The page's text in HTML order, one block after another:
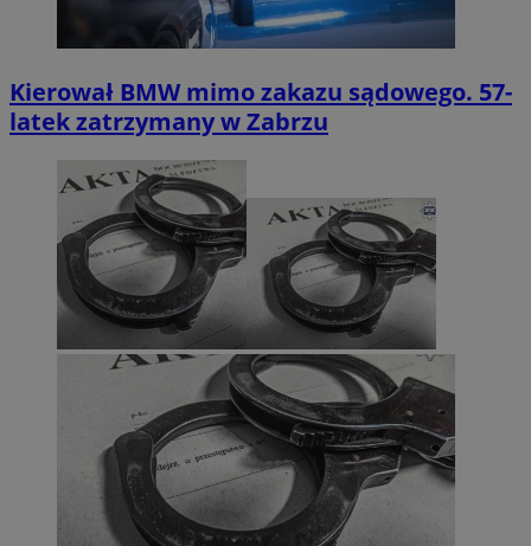
Kierował BMW mimo zakazu sądowego. 57-
latek zatrzymany w Zabrzu